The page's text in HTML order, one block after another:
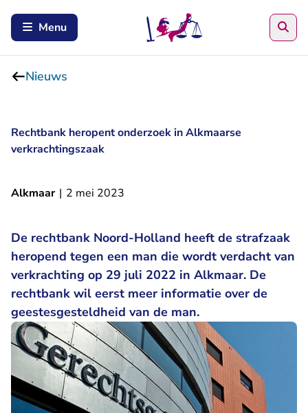
Menu
Nieuws
Rechtbank heropent onderzoek in Alkmaarse
verkrachtingszaak
Alkmaar | 2 mei 2023
De rechtbank Noord-Holland heeft de strafzaak
heropend tegen een man die wordt verdacht van
verkrachting op 29 juli 2022 in Alkmaar. De
rechtbank wil eerst meer informatie over de
geestesgesteldheid van de man.